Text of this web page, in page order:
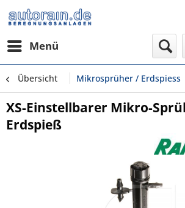
Menü
Übersicht Mikrosprüher / Erdspiess
XS-Einstellbarer Mikro-
Erdspieß